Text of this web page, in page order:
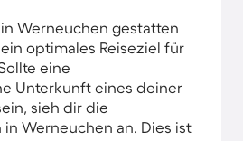
Werneuchen gestatten
optimales Reiseziel für
eine
Unterkunft eines deiner
sieh dir die
Werneuchen an. Dies ist